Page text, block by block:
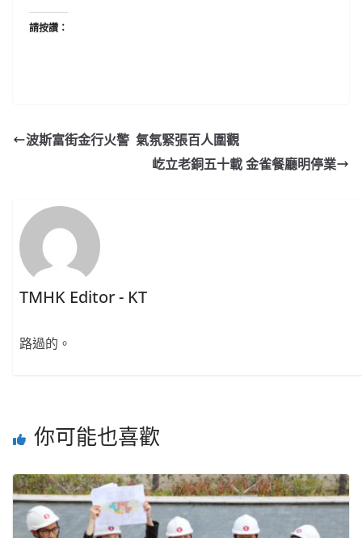
請按讚：
波斯富街金行火警 氣氛緊張百人圍觀
屹立老銅五十載 金雀餐廳明停業
TMHK Editor - KT
路過的。
你可能也喜歡